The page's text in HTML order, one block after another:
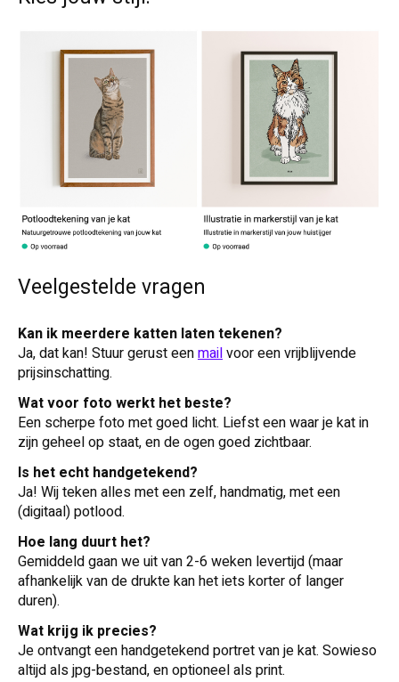
Veelgestelde vragen
Kan ik meerdere katten laten tekenen?
Ja, dat kan! Stuur gerust eenmailvoor een vrijblijvende
prijsinschatting.
Wat voor foto werkt het beste?
Een scherpe foto met goed licht. Liefst een waar je kat in
zijn geheel op staat, en de ogen goed zichtbaar.
Is het echt handgetekend?
Ja! Wij teken alles met een zelf, handmatig, met een
(digitaal) potlood.
Hoe lang duurt het?
Gemiddeld gaan we uit van 2-6 weken levertijd (maar
afhankelijk van de drukte kan het iets korter of langer
duren).
Wat krijg ik precies?
Je ontvangt een handgetekend portret van je kat. Sowieso
altijd als jpg-bestand, en optioneel als print.